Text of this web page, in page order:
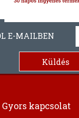
E-MAILBEN
Gyors kapcsolat